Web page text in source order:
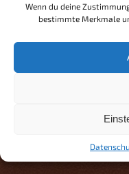
Wenn du deine
bestimmte Merkmale
akzeptieren